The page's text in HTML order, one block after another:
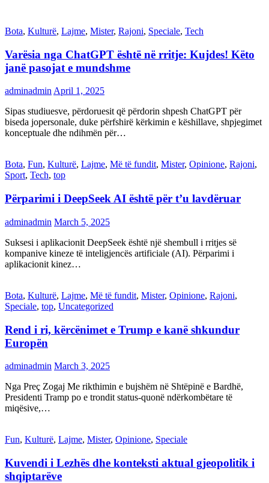
Bota, Kulturë, Lajme, Mister, Rajoni, Speciale, Tech
Varësia nga ChatGPT është në rritje: Kujdes! Këto
janë pasojat e mundshme
adminadmin April 1, 2025
Sipas studiuesve, përdoruesit që përdorin shpesh ChatGPT për
biseda jopersonale, duke përfshirë kërkimin e këshillave, shpjegimet
konceptuale dhe ndihmën për…
Bota, Fun, Kulturë, Lajme, Më të fundit, Mister, Opinione, Rajoni,
Sport, Tech, top
Përparimi i DeepSeek AI është për t’u lavdëruar
adminadmin March 5, 2025
Suksesi i aplikacionit DeepSeek është një shembull i rritjes së
kompanive kineze të inteligjencës artificiale (AI). Përparimi i
aplikacionit kinez…
Bota, Kulturë, Lajme, Më të fundit, Mister, Opinione, Rajoni,
Speciale, top, Uncategorized
Rend i ri, kërcënimet e Trump e kanë shkundur
Europën
adminadmin March 3, 2025
Nga Preç Zogaj Me rikthimin e bujshëm në Shtëpinë e Bardhë,
Presidenti Tramp po e trondit status-quonë ndërkombëtare të
miqësive,…
Fun, Kulturë, Lajme, Mister, Opinione, Speciale
Kuvendi i Lezhës dhe konteksti aktual gjeopolitik i
shqiptarëve